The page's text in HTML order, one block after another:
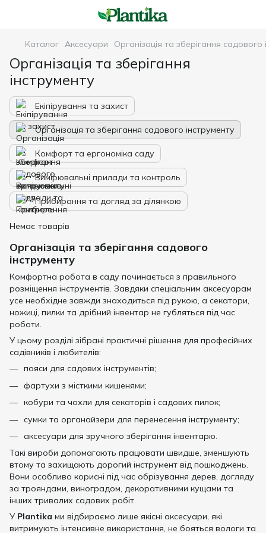
Каталог Аксесуари Організація та зберігання садового
Організація та зберігання
інструменту
Екіпірування та захист
Організація та зберігання садового інструменту
Комфорт та ергономіка саду
Вимірювальні прилади та контроль
Прибирання та догляд за ділянкою
Немає товарів
Організація та зберігання садового
інструменту
Комфортна робота в саду починається з правильного
розміщення інструментів. Завдяки спеціальним аксесуарам
усе необхідне завжди знаходиться під рукою, а секатори,
ножиці, пилки та дрібний інвентар не губляться під час
роботи.
У цьому розділі зібрані практичні рішення для професійних
садівників і любителів:
пояси для садових інструментів;
фартухи з місткими кишенями;
кобури та чохли для секаторів і садових пилок;
сумки та органайзери для перенесення інструменту;
аксесуари для зручного зберігання інвентарю.
Такі вироби допомагають працювати швидше, зменшують
втому та захищають дорогий інструмент від пошкоджень.
Вони особливо корисні під час обрізування дерев, догляду
за трояндами, виноградом, декоративними кущами та
інших тривалих садових робіт.
У Plantika ми відбираємо лише якісні аксесуари, які
витримують інтенсивне використання, не бояться вологи та